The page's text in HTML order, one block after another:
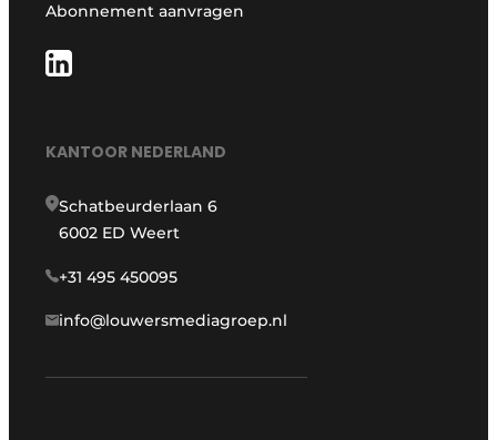
Abonnement aanvragen
KANTOOR NEDERLAND
Schatbeurderlaan 6
6002 ED Weert
+31 495 450095
info@louwersmediagroep.nl